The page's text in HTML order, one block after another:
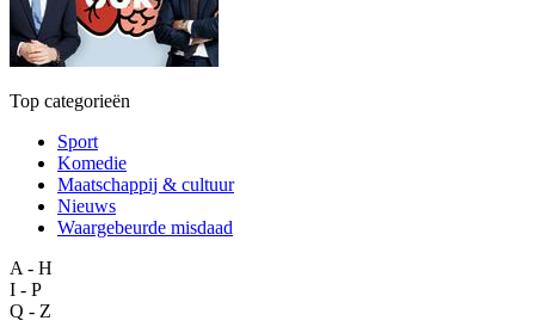
Top categorieën
Sport
Komedie
Maatschappij & cultuur
Nieuws
Waargebeurde misdaad
A - H
I - P
Q - Z